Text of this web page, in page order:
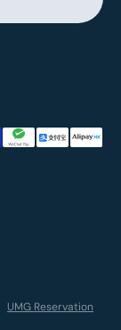
UMG Reservation